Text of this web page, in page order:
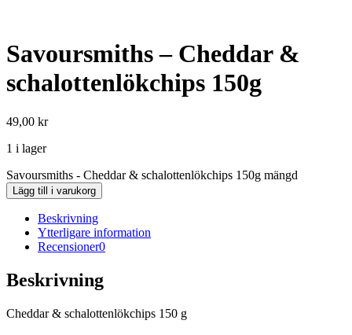
Savoursmiths – Cheddar &
schalottenlökchips 150g
49,00 kr
1 i lager
Savoursmiths - Cheddar & schalottenlökchips 150g mängd
Lägg till i varukorg
Beskrivning
Ytterligare information
Recensioner0
Beskrivning
Cheddar & schalottenlökchips 150 g